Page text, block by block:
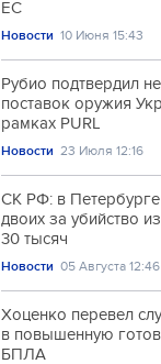
ЕС
Новости 10 Июня 15:43
Рубио подтвердил
поставок оружия
рамках PURL
Новости 23 Июля 12:16
СК РФ: в
двоих за убийство
30 тысяч
Новости 05 Августа 12:46
Хоценко перевел
в повышенную
БПЛА